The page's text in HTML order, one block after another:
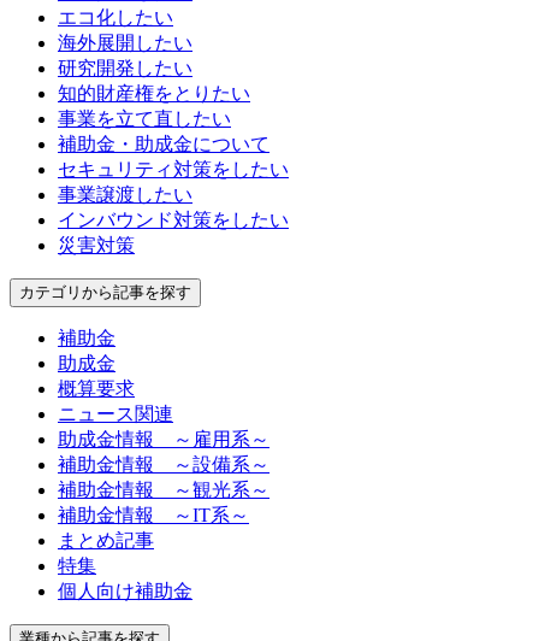
エコ化したい
海外展開したい
研究開発したい
知的財産権をとりたい
事業を立て直したい
補助金・助成金について
セキュリティ対策をしたい
事業譲渡したい
インバウンド対策をしたい
災害対策
カテゴリから記事を探す
補助金
助成金
概算要求
ニュース関連
助成金情報 ～雇用系～
補助金情報 ～設備系～
補助金情報 ～観光系～
補助金情報 ～IT系～
まとめ記事
特集
個人向け補助金